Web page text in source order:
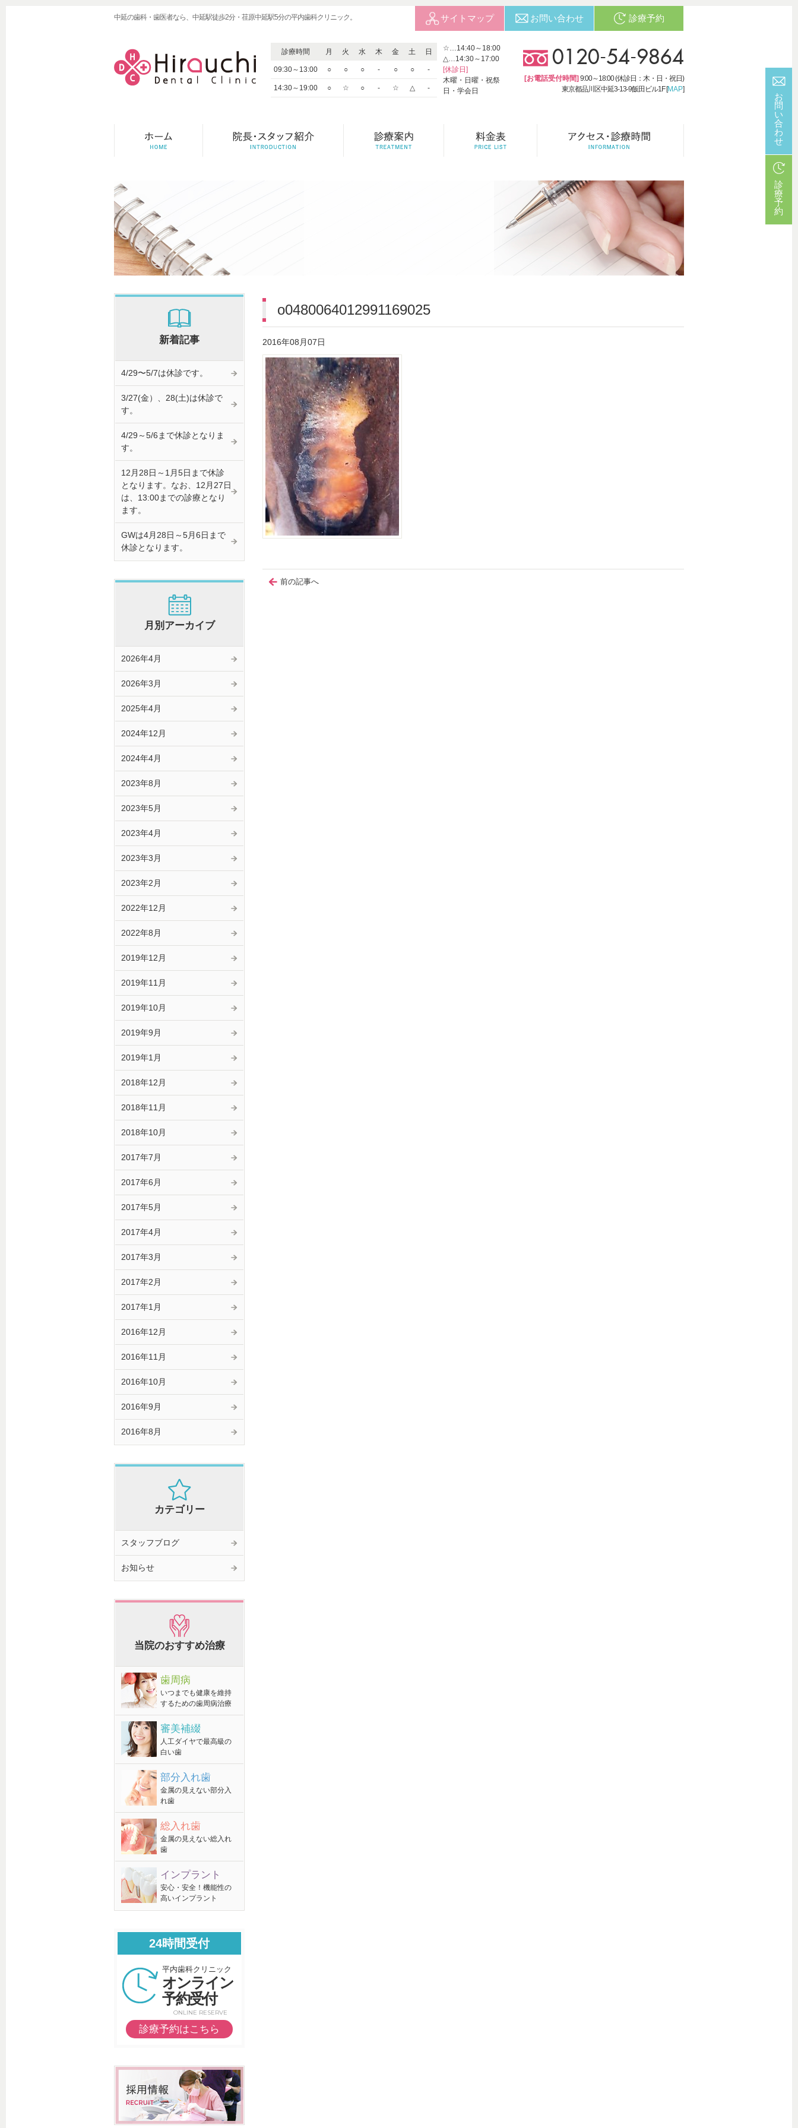
中延の歯科・歯医者なら、中延駅徒歩2分・荏原中延駅5分の平内歯科クリニック。 サイトマップ お問い合わせ 診療予約
診療時間 月 火 水 木 金 土 日
09:30～13:00 ○ ○ ○ - ○ ○ -
14:30～19:00 ○ ☆ ○ - ☆ △ -
☆…14:40～18:00
△…14:30～17:00
[休診日]
木曜・日曜・祝祭
日・学会日
0120-54-9864
[お電話受付時間] 9:00～18:00 (休診日：木・日・祝日)
東京都品川区中延3-13-9飯田ビル1F [ MAP]
o0480064012991169025
2016年08月07日
前の記事へ
新着記事
4/29〜5/7は休診です。
3/27(金）、28(土)は休診で
す。
4/29～5/6まで休診となりま
す。
12月28日～1月5日まで休診
となります。なお、12月27日
は、13:00までの診療となり
ます。
GWは4月28日～5月6日まで
休診となります。
月別アーカイブ
2026年4月
2026年3月
2025年4月
2024年12月
2024年4月
2023年8月
2023年5月
2023年4月
2023年3月
2023年2月
2022年12月
2022年8月
2019年12月
2019年11月
2019年10月
2019年9月
2019年1月
2018年12月
2018年11月
2018年10月
2017年7月
2017年6月
2017年5月
2017年4月
2017年3月
2017年2月
2017年1月
2016年12月
2016年11月
2016年10月
2016年9月
2016年8月
カテゴリー
スタッフブログ
お知らせ
当院のおすすめ治療
歯周病
いつまでも健康を維持
するための歯周病治療
審美補綴
人工ダイヤで最高級の
白い歯
部分入れ歯
金属の見えない部分入
れ歯
総入れ歯
金属の見えない総入れ
歯
インプラント
安心・安全！機能性の
高いインプラント
24時間受付
平内歯科クリニック
オンライン
予約受付
ONLINE RESERVE
診療予約はこちら
お
問
い
合
わ
せ
診
療
予
約